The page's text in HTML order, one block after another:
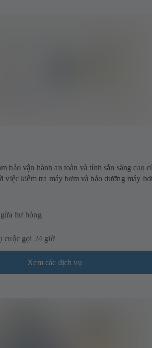
bảo vận hành an toàn và tính sẵn sàng cao
việc kiểm tra máy bơm và bảo dưỡng máy
hư hỏng
cuộc gọi 24 giờ
Xem các dịch vụ